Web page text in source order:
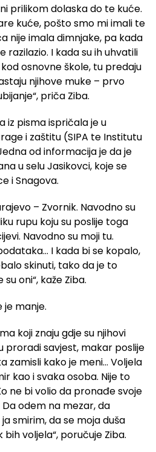
prilikom dolaska do te kuće.
kuće, pošto smo mi imali te
nije imala dimnjake, pa kada
razilazio. I kada su ih uhvatili
osnovne škole, tu predaju
njihove muke – prvo
priča Ziba.
iz pisma ispričala je u
i zaštitu (SIPA te Institutu
od informacija je da je
u selu Jasikovci, koje se
i Snagova.
– Zvornik. Navodno su
rupu koju su poslije toga
Navodno su moji tu.
I kada bi se kopalo,
skinuti, tako da je to
oni“, kaže Ziba.
je manje.
koji znaju gdje su njihovi
proradi savjest, makar poslije
zamisli kako je meni… Voljela
kao i svaka osoba. Nije to
ne bi volio da pronađe svoje
odem na mezar, da
smirim, da se moja duša
bih voljela“, poručuje Ziba.